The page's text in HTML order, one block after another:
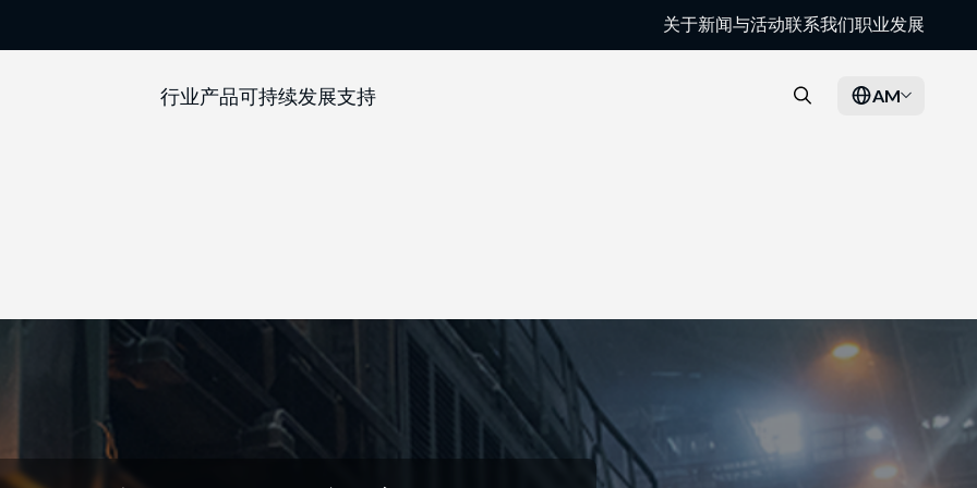
关于新闻与活动联系我们职业发展
行业产品可持续发展支持 AM